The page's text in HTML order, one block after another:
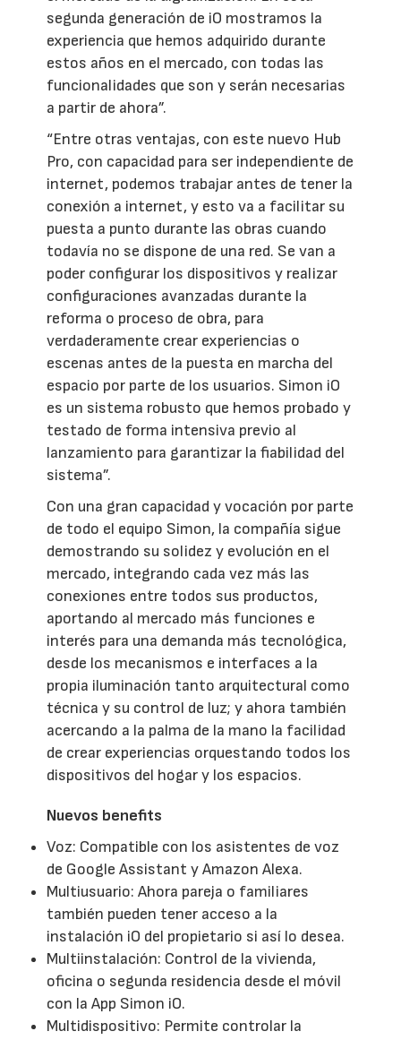
segunda generación de iO mostramos la
experiencia que hemos adquirido durante
estos años en el mercado, con todas las
funcionalidades que son y serán necesarias
a partir de ahora”.
“Entre otras ventajas, con este nuevo Hub
Pro, con capacidad para ser independiente de
internet, podemos trabajar antes de tener la
conexión a internet, y esto va a facilitar su
puesta a punto durante las obras cuando
todavía no se dispone de una red. Se van a
poder configurar los dispositivos y realizar
configuraciones avanzadas durante la
reforma o proceso de obra, para
verdaderamente crear experiencias o
escenas antes de la puesta en marcha del
espacio por parte de los usuarios. Simon iO
es un sistema robusto que hemos probado y
testado de forma intensiva previo al
lanzamiento para garantizar la fiabilidad del
sistema”.
Con una gran capacidad y vocación por parte
de todo el equipo Simon, la compañía sigue
demostrando su solidez y evolución en el
mercado, integrando cada vez más las
conexiones entre todos sus productos,
aportando al mercado más funciones e
interés para una demanda más tecnológica,
desde los mecanismos e interfaces a la
propia iluminación tanto arquitectural como
técnica y su control de luz; y ahora también
acercando a la palma de la mano la facilidad
de crear experiencias orquestando todos los
dispositivos del hogar y los espacios.
Nuevos benefits
Voz: Compatible con los asistentes de voz
de Google Assistant y Amazon Alexa.
Multiusuario: Ahora pareja o familiares
también pueden tener acceso a la
instalación iO del propietario si así lo desea.
Multiinstalación: Control de la vivienda,
oficina o segunda residencia desde el móvil
con la App Simon iO.
Multidispositivo: Permite controlar la